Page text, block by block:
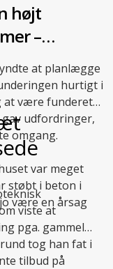
højt
–
at planlægge
hurtigt i
at være funderet
udfordringer,
omgang.
var meget
støbt i beton i
være en årsag
viste at
pga. gammel
tog han fat i
tilbud på